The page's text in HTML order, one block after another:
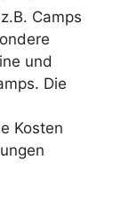
Camps
und
Die
Kosten